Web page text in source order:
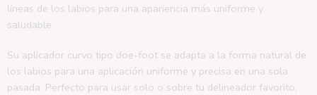
líneas de los labios para una apariencia más uniforme y
saludable.
Su aplicador curvo tipo doe-foot se adapta a la forma natural de
los labios para una aplicación uniforme y precisa en una sola
pasada. Perfecto para usar solo o sobre tu delineador favorito,